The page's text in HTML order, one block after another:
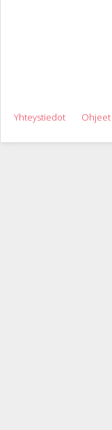
Yhteystiedot Ohjeet